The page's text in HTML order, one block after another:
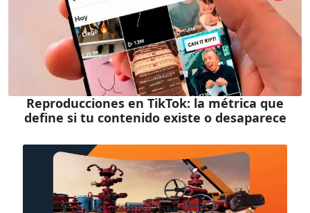
Reproducciones en TikTok: la métrica que
define si tu contenido existe o desaparece